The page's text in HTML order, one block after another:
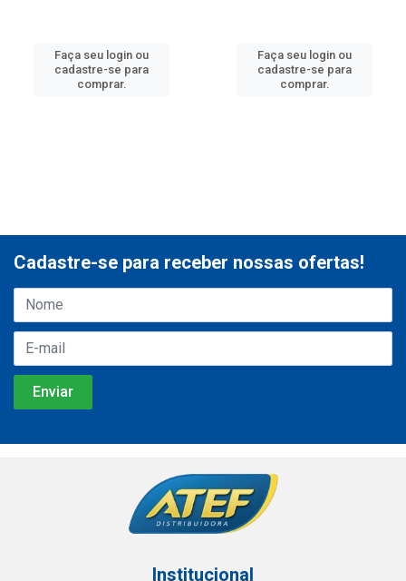
Faça seu login ou
cadastre-se para
comprar.
Faça seu login ou
cadastre-se para
comprar.
Cadastre-se para receber nossas ofertas!
Institucional